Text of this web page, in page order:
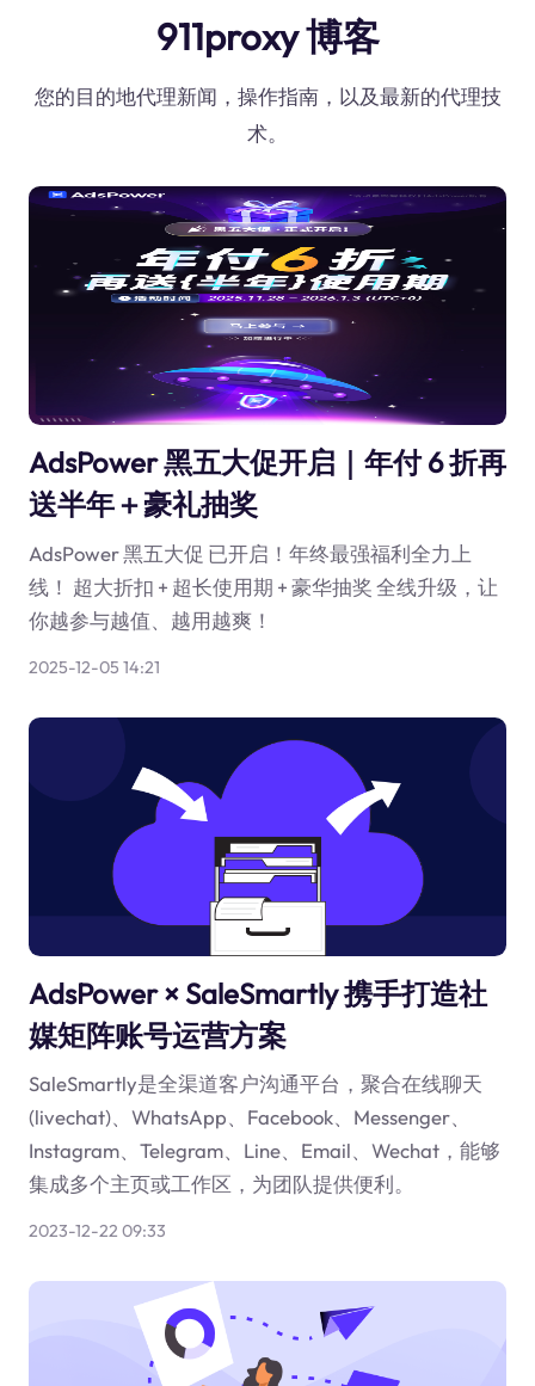
911proxy 博客
您的目的地代理新闻，操作指南，以及最新的代理技
术。
AdsPower 黑五大促开启｜年付 6 折再
送半年＋豪礼抽奖
AdsPower 黑五大促 已开启！年终最强福利全力上
线！ 超大折扣 + 超长使用期 + 豪华抽奖 全线升级，让
你越参与越值、越用越爽！
2025-12-05 14:21
AdsPower × SaleSmartly 携手打造社
媒矩阵账号运营方案
SaleSmartly是全渠道客户沟通平台，聚合在线聊天
(livechat)、WhatsApp、Facebook、Messenger、
Instagram、Telegram、Line、Email、Wechat，能够
集成多个主页或工作区，为团队提供便利。
2023-12-22 09:33